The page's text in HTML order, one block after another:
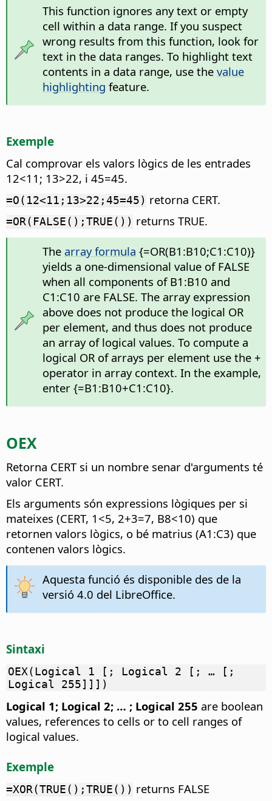
This function ignores any text or empty
cell within a data range. If you suspect
wrong results from this function, look for
text in the data ranges. To highlight text
contents in a data range, use the value
highlighting feature.
Exemple
Cal comprovar els valors lògics de les entrades
12<11; 13>22, i 45=45.
=O(12<11;13>22;45=45) retorna CERT.
=OR(FALSE();TRUE()) returns TRUE.
The array formula {=OR(B1:B10;C1:C10)}
yields a one-dimensional value of FALSE
when all components of B1:B10 and
C1:C10 are FALSE. The array expression
above does not produce the logical OR
per element, and thus does not produce
an array of logical values. To compute a
logical OR of arrays per element use the +
operator in array context. In the example,
enter {=B1:B10+C1:C10}.
OEX
Retorna CERT si un nombre senar d'arguments té
valor CERT.
Els arguments són expressions lògiques per si
mateixes (CERT, 1<5, 2+3=7, B8<10) que
retornen valors lògics, o bé matrius (A1:C3) que
contenen valors lògics.
Aquesta funció és disponible des de la
versió 4.0 del LibreOffice.
Sintaxi
OEX(Logical 1 [; Logical 2 [; … [;
Logical 255]]])
Logical 1; Logical 2; … ; Logical 255 are boolean
values, references to cells or to cell ranges of
logical values.
Exemple
=XOR(TRUE();TRUE()) returns FALSE